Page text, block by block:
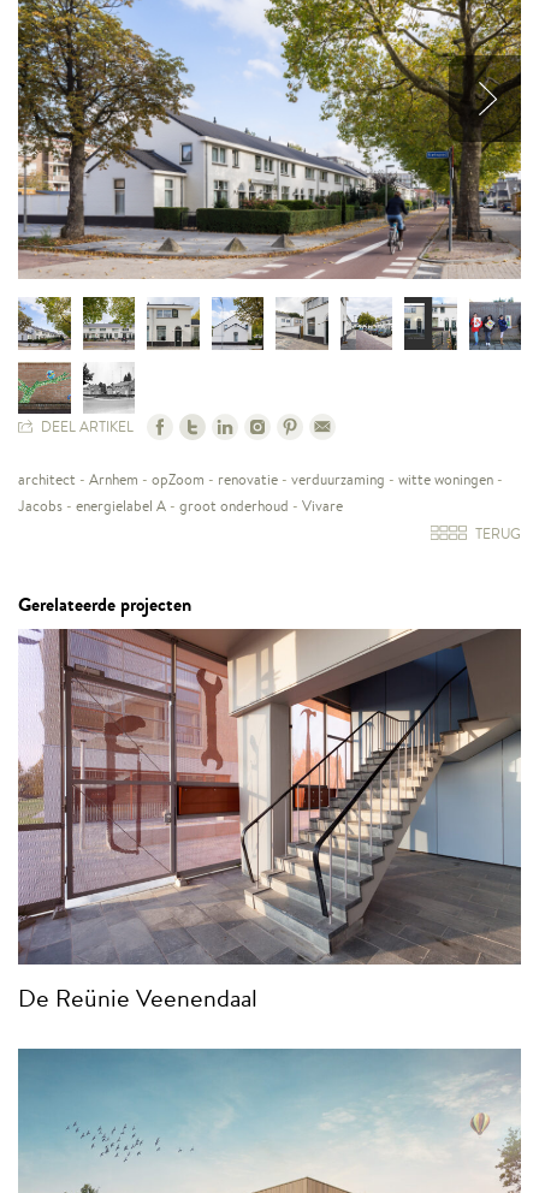
DEEL ARTIKEL
architect - Arnhem - opZoom - renovatie - verduurzaming - witte woningen -
Jacobs - energielabel A - groot onderhoud - Vivare
TERUG
Gerelateerde projecten
De Reünie Veenendaal